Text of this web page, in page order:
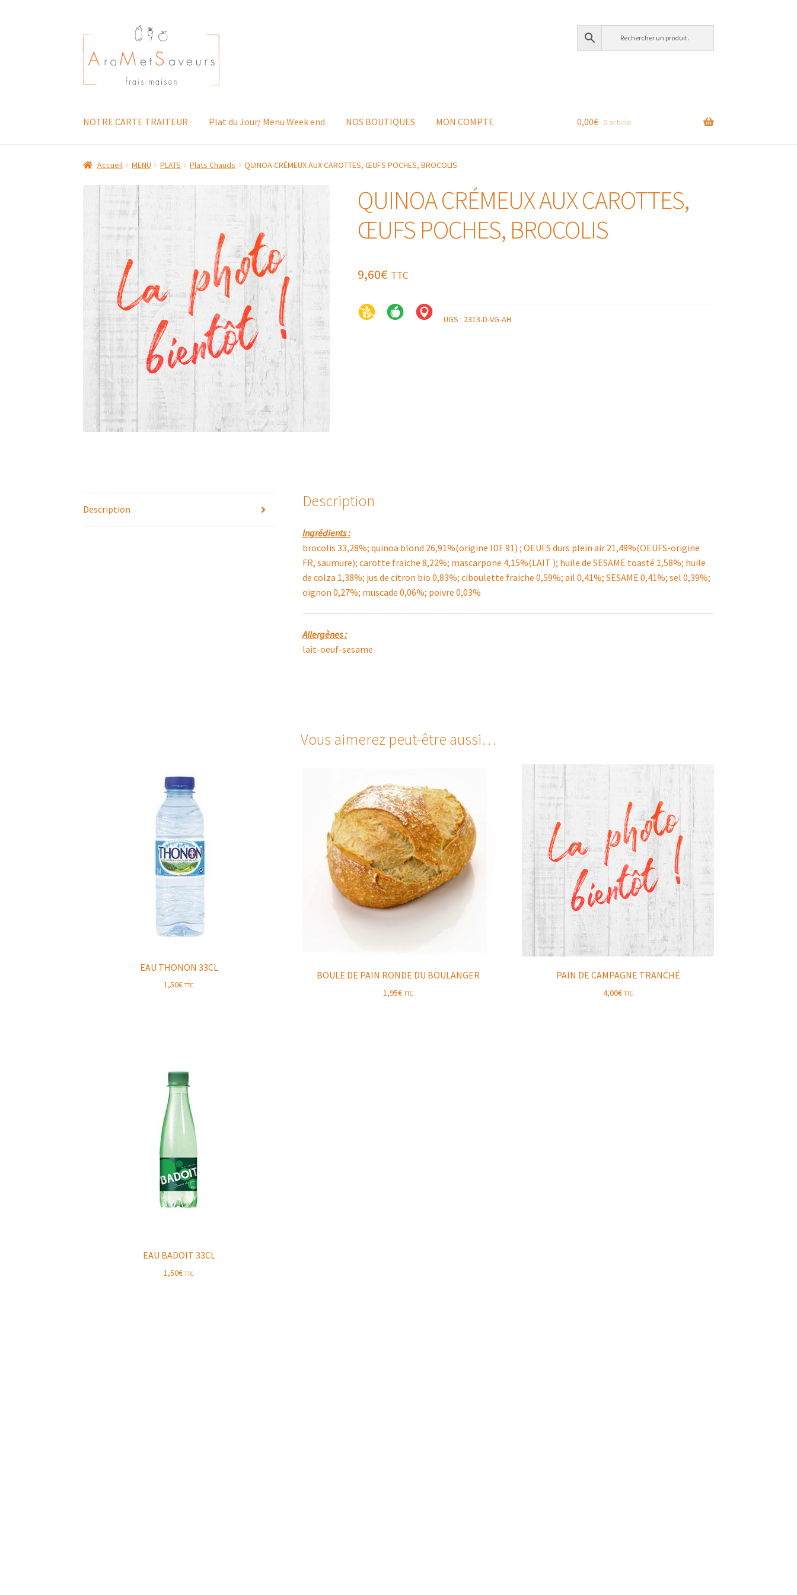
Aller
à
la
navigation
Aller
au
contenu
NOTRE CARTE TRAITEUR Plat du Jour/ Menu Week end NOS BOUTIQUES MON COMPTE 0,00€ 0 article
Accueil MENU PLATS Plats Chauds QUINOA CRÉMEUX AUX CAROTTES, ŒUFS POCHES, BROCOLIS
QUINOA CRÉMEUX AUX CAROTTES,
ŒUFS POCHES, BROCOLIS
9,60€ TTC
UGS : 2313-D-VG-AH
Description Description
Ingrédients :
brocolis 33,28%; quinoa blond 26,91%(origine IDF 91) ; OEUFS durs plein air 21,49%(OEUFS-origine
FR, saumure); carotte fraiche 8,22%; mascarpone 4,15%(LAIT ); huile de SESAME toasté 1,58%; huile
de colza 1,38%; jus de citron bio 0,83%; ciboulette fraiche 0,59%; ail 0,41%; SESAME 0,41%; sel 0,39%;
oignon 0,27%; muscade 0,06%; poivre 0,03%
Allergènes :
lait-oeuf-sesame
Vous aimerez peut-être aussi…
EAU THONON 33CL
1,50€ TTC
BOULE DE PAIN RONDE DU BOULANGER
1,95€ TTC
PAIN DE CAMPAGNE TRANCHÉ
4,00€ TTC
EAU BADOIT 33CL
1,50€ TTC